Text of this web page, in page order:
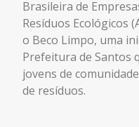
Brasileira de
Resíduos Ecológicos
o Beco Limpo, uma
Prefeitura de Santos
jovens de
de resíduos.